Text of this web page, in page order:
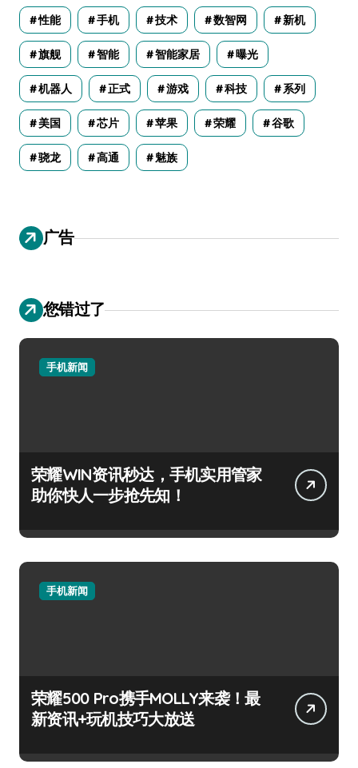
性能 手机 技术 数智网 新机
旗舰 智能 智能家居 曝光
机器人 正式 游戏 科技 系列
美国 芯片 苹果 荣耀 谷歌
骁龙 高通 魅族
广告
您错过了
手机新闻
荣耀WIN资讯秒达，手机实用管家
助你快人一步抢先知！
手机新闻
荣耀500 Pro携手MOLLY来袭！最
新资讯+玩机技巧大放送